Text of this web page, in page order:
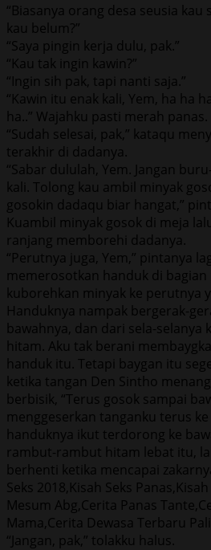
“Biasanya orang desa seusia kau
kau belum?”
“Saya pingin kerja dulu, pak.”
“Kau tak ingin kawin?”
“Ingin sih pak, tapi nanti saja.”
“Kawin itu enak kali, Yem, ha ha
ha..” Wajahku pasti merah panas.
“Sudah selesai, pak,” kataqu
terakhir di dadanya.
“Sabar dululah, Yem. Jangan
kali. Tolong kau ambil minyak
gosokin dadaqu biar hangat,”
Kuambil minyak gosok di meja
ranjang memborehi dadanya.
“Perutnya juga, Yem,” pintanya
memerosotkan handuk di bagian
kuborehkan minyak ke perutnya
Handuknya nampak bergerak-
bawahnya, dan dari sela-
hitam. Aku tak berani
handuk itu. Tetapi baygan itu
ketika tangan Den Sintho
berbisik, “Terus gosok sampai
menggeserkan tanganku terus ke
handuknya ikut terdorong ke
rambut-rambut hitam lebat itu,
berhenti ketika mencapai
Seks 2018,Kisah Seks
Mesum Abg,Cerita Panas
Mama,Cerita Dewasa Terbaru
“Jangan, pak,” tolakku halus.